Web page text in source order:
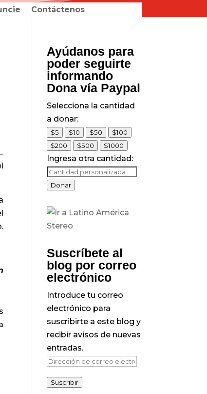
Contáctenos
Ayúdanos para
poder seguirte
informando
Dona vía Paypal
Selecciona la cantidad
a donar:
$5 $10 $50
$100
$200
$500 $1000
Ingresa otra cantidad:
Donar
Suscríbete al
blog por correo
electrónico
Introduce tu correo
electrónico para
suscribirte a este blog y
recibir avisos de nuevas
entradas.
Dirección
correo
Suscribir